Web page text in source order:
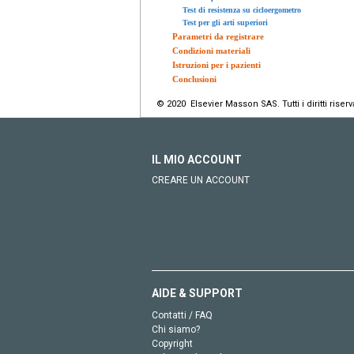
Test di resistenza su cicloergometro
Test per gli arti superiori
Parametri da registrare
Condizioni materiali
Istruzioni per i pazienti
Conclusioni
© 2020 Elsevier Masson SAS. Tutti i diritti
IL MIO ACCOUNT
CREARE UN ACCOUNT
AIDE & SUPPORT
Contatti / FAQ
Chi siamo?
Copyright